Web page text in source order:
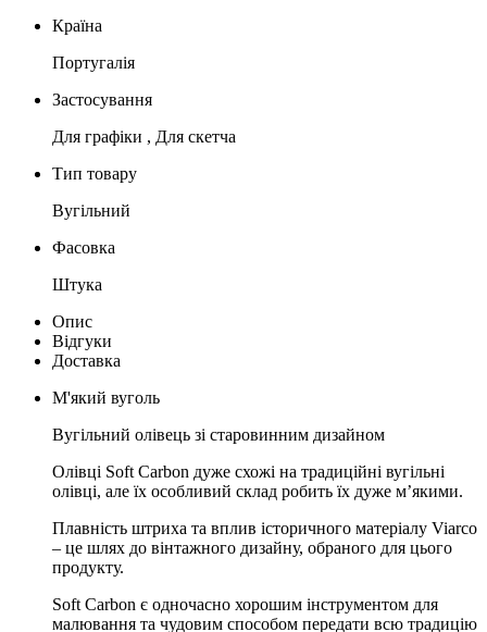
Країна
Португалія
Застосування
Для графіки , Для скетча
Тип товару
Вугільний
Фасовка
Штука
Опис
Відгуки
Доставка
М'який вуголь
Вугільний олівець зі старовинним дизайном
Олівці Soft Carbon дуже схожі на традиційні вугільні
олівці, але їх особливий склад робить їх дуже м’якими.
Плавність штриха та вплив історичного матеріалу Viarco
– це шлях до вінтажного дизайну, обраного для цього
продукту.
Soft Carbon є одночасно хорошим інструментом для
малювання та чудовим способом передати всю традицію